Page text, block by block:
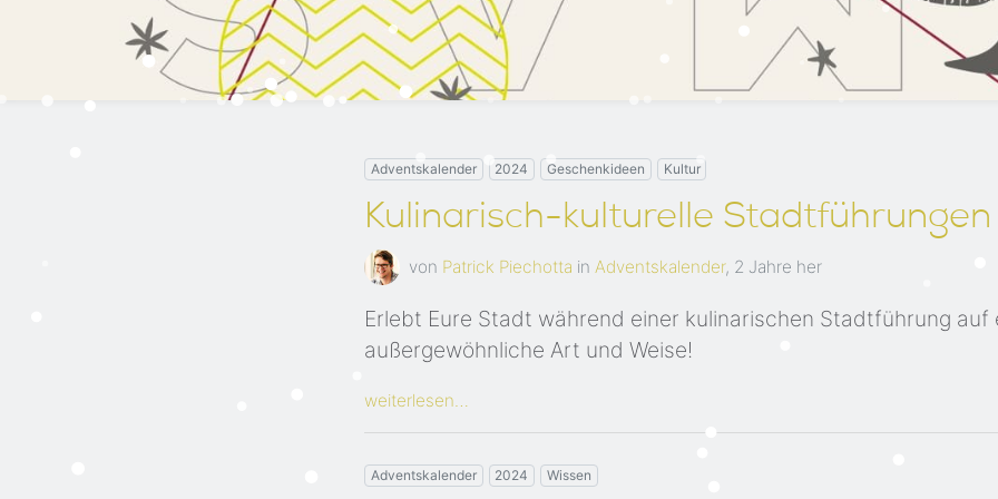
Adventskalender 2024 Geschenkideen Kultur
Kulinarisch-kulturelle Stadtführungen
von Patrick Piechotta in Adventskalender, 2 Jahre her
Erlebt Eure Stadt während einer kulinarischen Stadtführung auf
außergewöhnliche Art und Weise!
weiterlesen…
Adventskalender 2024 Wissen